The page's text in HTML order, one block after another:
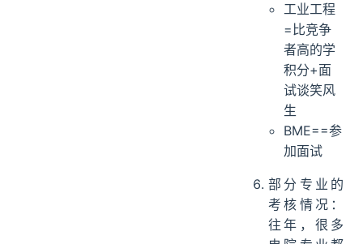
工业工程
=比竞争
者高的学
积分+面
试谈笑风
生
BME==参
加面试
部分专业的
考核情况：
往年，很多